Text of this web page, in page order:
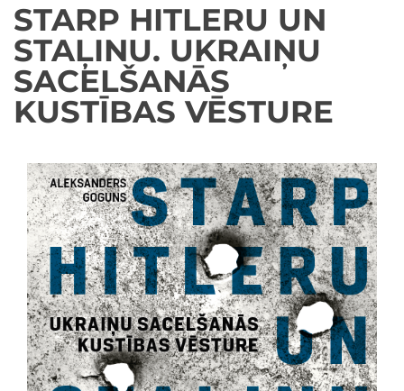
STARP HITLERU UN
STAĻINU. UKRAIŅU
SACELŠANĀS
KUSTĪBAS VĒSTURE